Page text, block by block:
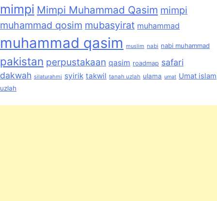
mimpi Mimpi Muhammad Qasim mimpi
muhammad qosim mubasyirat muhammad
muhammad qasim muslim nabi nabi muhammad
pakistan perpustakaan qasim roadmap safari
dakwah silaturahmi syirik takwil tanah uzlah ulama umat Umat islam
uzlah